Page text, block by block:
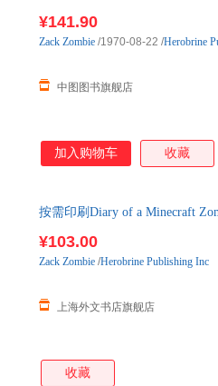
¥141.90
中图图书旗舰店
Zack Zombie /1970-08-22 /Herobrine
加入购物车 收藏
按需印刷Diary of a Minecraft
¥103.00
上海外文书店旗舰店
Zack Zombie /Herobrine Publishing Inc
收藏